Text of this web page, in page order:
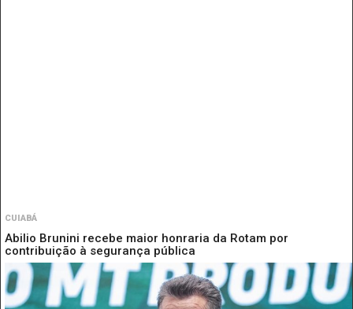
CUIABÁ
Abilio Brunini recebe maior honraria da Rotam por
contribuição à segurança pública